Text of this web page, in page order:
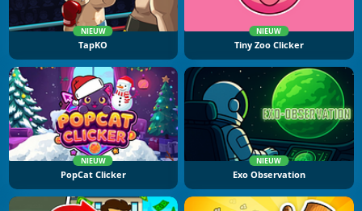
NIEUW
TapKO
NIEUW
Tiny Zoo Clicker
NIEUW
PopCat Clicker
NIEUW
Exo Observation